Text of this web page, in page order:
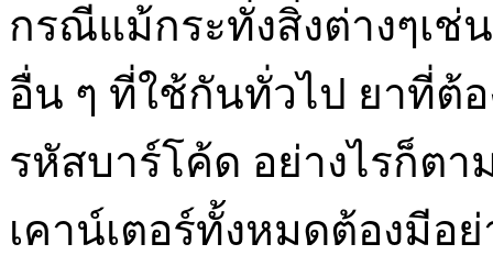
กรณีแม้กระทั่งสิ่งต่างๆเ
อื่น ๆ ที่ใช้กันทั่วไป ยาที่ต้
รหัสบาร์โค้ด อย่างไรก็ต
เคาน์เตอร์ทั้งหมดต้องมีอ